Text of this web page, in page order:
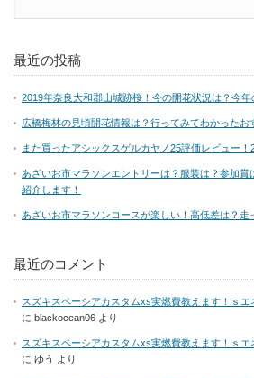
最近の投稿
2019年奈良大和郡山城跡桜！今の開花状況は？今年
広橋梅林の見頃開花情報は？行ってみてわかったお
また買ったアシックスゲルカヤノ25評価レビュー！
あざいお市マラソンエントリーは？服装は？参加
紹介します！
あざいお市マラソンコースが楽しい！高低差は？走
最近のコメント
スズキスペーシアカスタムxs実燃費教えます！ｓエ
に blackocean06 より
スズキスペーシアカスタムxs実燃費教えます！ｓエ
に ゆう より